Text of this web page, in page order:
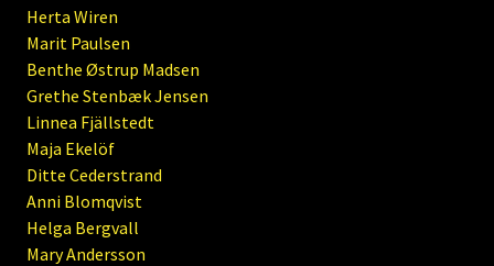
Herta Wiren
Marit Paulsen
Benthe Østrup Madsen
Grethe Stenbæk Jensen
Linnea Fjällstedt
Maja Ekelöf
Ditte Cederstrand
Anni Blomqvist
Helga Bergvall
Mary Andersson